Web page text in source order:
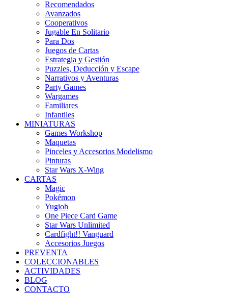
Recomendados
Avanzados
Cooperativos
Jugable En Solitario
Para Dos
Juegos de Cartas
Estrategia y Gestión
Puzzles, Deducción y Escape
Narrativos y Aventuras
Party Games
Wargames
Familiares
Infantiles
MINIATURAS
Games Workshop
Maquetas
Pinceles y Accesorios Modelismo
Pinturas
Star Wars X-Wing
CARTAS
Magic
Pokémon
Yugioh
One Piece Card Game
Star Wars Unlimited
Cardfight!! Vanguard
Accesorios Juegos
PREVENTA
COLECCIONABLES
ACTIVIDADES
BLOG
CONTACTO